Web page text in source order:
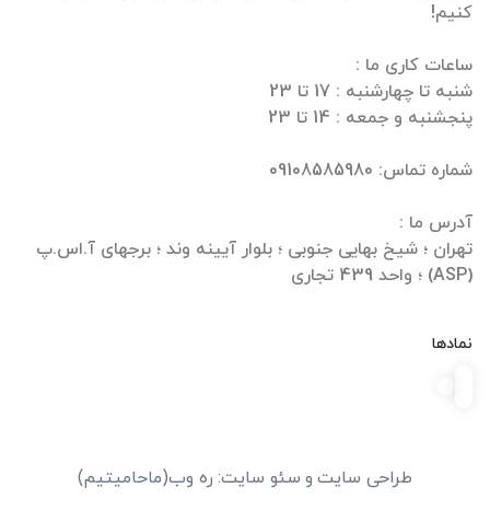
تهران ؛ شیخ بهایی جنوبی ؛ بلوار آیینه وند ؛ برجهای آ.اس.پ
(ASP) ؛ واحد 439 تجاری
نمادها
طراحی سایت و سئو سایت: ره وب(ماحامیتیم)